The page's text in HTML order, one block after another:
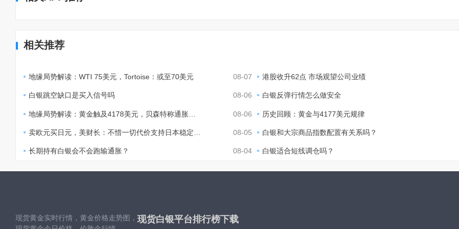
相关推荐
08-07
地缘局势解读：WTI 75美元，Tortoise：或至70美元 港股收升62点 市场观望公司业绩
08-06
白银跳空缺口是买入信号吗 白银反弹行情怎么做安全
08-06 历史回顾：黄金与4177美元规律
08-05 白银和大宗商品指数配置有关系吗？
08-04
长期持有白银会不会跑输通胀？ 白银适合短线调仓吗？
现货黄金实时行情，黄金价格走势图， 现货白银平台排行榜下载